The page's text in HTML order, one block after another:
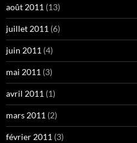
août 2011 (13)
juillet 2011 (6)
juin 2011 (4)
mai 2011 (3)
avril 2011 (1)
mars 2011 (2)
février 2011 (3)